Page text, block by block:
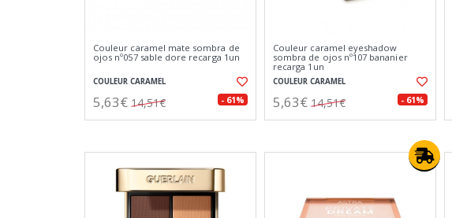
Couleur caramel mate sombra de
ojos nº057 sable dore recarga 1un
COULEUR CARAMEL
5,63€ 14,51€ - 61%
Couleur caramel eyeshadow
sombra de ojos nº107 bananier
recarga 1un
COULEUR CARAMEL
5,63€ 14,51€ - 61%